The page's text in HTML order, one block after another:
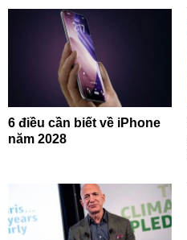
6 điều cần biết về iPhone
năm 2028